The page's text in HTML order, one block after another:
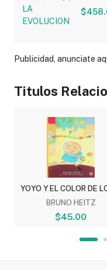
Publicidad, anunciate
Titulos
YOYO Y EL COLOR DE
BRUNO HEITZ
$45.00